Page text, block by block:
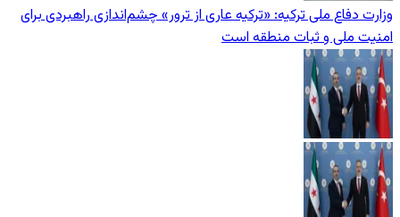
وزارت دفاع ملی ترکیه: «ترکیه عاری از ترور» چشم‌اندازی راهبردی برای
امنیت ملی و ثبات منطقه است